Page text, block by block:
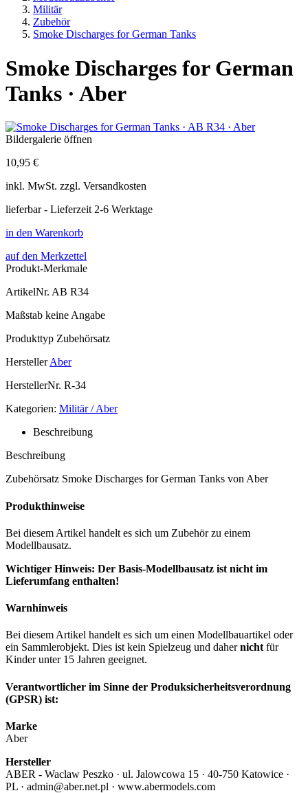
Militär
Zubehör
Smoke Discharges for German Tanks
Smoke Discharges for German
Tanks · Aber
Bildergalerie öffnen
10,95 €
inkl. MwSt. zzgl. Versandkosten
lieferbar - Lieferzeit 2-6 Werktage
in den Warenkorb
auf den Merkzettel
Produkt-Merkmale
ArtikelNr. AB R34
Maßstab keine Angabe
Produkttyp Zubehörsatz
Hersteller Aber
HerstellerNr. R-34
Kategorien: Militär / Aber
Beschreibung
Beschreibung
Zubehörsatz Smoke Discharges for German Tanks von Aber
Produkthinweise
Bei diesem Artikel handelt es sich um Zubehör zu einem
Modellbausatz.
Wichtiger Hinweis: Der Basis-Modellbausatz ist nicht im
Lieferumfang enthalten!
Warnhinweis
Bei diesem Artikel handelt es sich um einen Modellbauartikel oder
ein Sammlerobjekt. Dies ist kein Spielzeug und dahernicht für
Kinder unter 15 Jahren geeignet.
Verantwortlicher im Sinne der Produksicherheitsverordnung
(GPSR) ist:
Marke
Aber
Hersteller
ABER - Waclaw Peszko · ul. Jalowcowa 15 · 40-750 Katowice ·
PL · admin@aber.net.pl · www.abermodels.com